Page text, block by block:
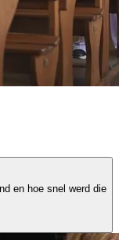
en hoe snel werd die